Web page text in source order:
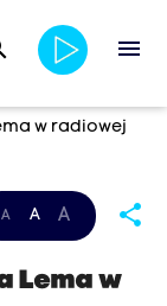
menu
w radiowej
A A A share
Lema w